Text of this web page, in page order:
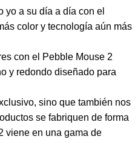
yo a su día a día con el
color y tecnología aún más
con el Pebble Mouse 2
y redondo diseñado para
sino que también nos
se fabriquen de forma
viene en una gama de